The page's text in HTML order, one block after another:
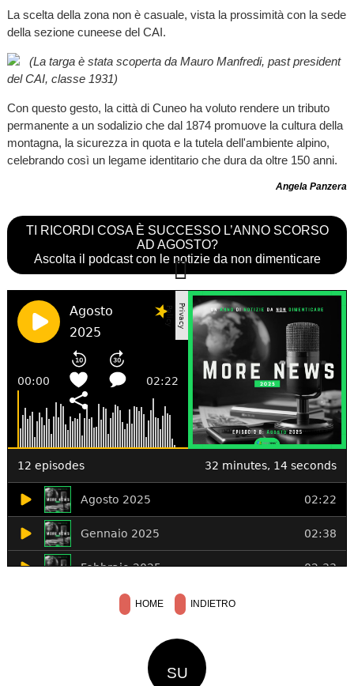
La scelta della zona non è casuale, vista la prossimità con la sede
della sezione cuneese del CAI.
(La targa è stata scoperta da Mauro Manfredi, past president
del CAI, classe 1931)
Con questo gesto, la città di Cuneo ha voluto rendere un tributo
permanente a un sodalizio che dal 1874 promuove la cultura della
montagna, la sicurezza in quota e la tutela dell'ambiente alpino,
celebrando così un legame identitario che dura da oltre 150 anni.
Angela Panzera
TI RICORDI COSA È SUCCESSO L’ANNO SCORSO
AD AGOSTO?
Ascolta il podcast con le notizie da non dimenticare
HOME INDIETRO
SU